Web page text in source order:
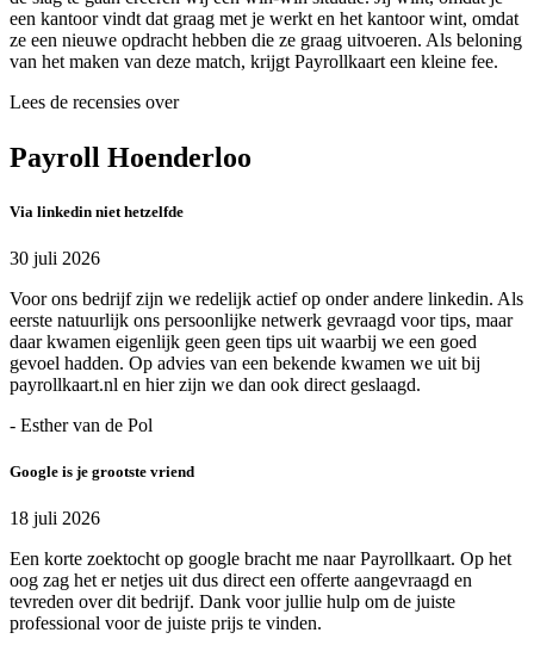
een kantoor vindt dat graag met je werkt en het kantoor wint, omdat
ze een nieuwe opdracht hebben die ze graag uitvoeren. Als beloning
van het maken van deze match, krijgt Payrollkaart een kleine fee.
Lees de recensies over
Payroll Hoenderloo
Via linkedin niet hetzelfde
30 juli 2026
Voor ons bedrijf zijn we redelijk actief op onder andere linkedin. Als
eerste natuurlijk ons persoonlijke netwerk gevraagd voor tips, maar
daar kwamen eigenlijk geen geen tips uit waarbij we een goed
gevoel hadden. Op advies van een bekende kwamen we uit bij
payrollkaart.nl en hier zijn we dan ook direct geslaagd.
- Esther van de Pol
Google is je grootste vriend
18 juli 2026
Een korte zoektocht op google bracht me naar Payrollkaart. Op het
oog zag het er netjes uit dus direct een offerte aangevraagd en
tevreden over dit bedrijf. Dank voor jullie hulp om de juiste
professional voor de juiste prijs te vinden.